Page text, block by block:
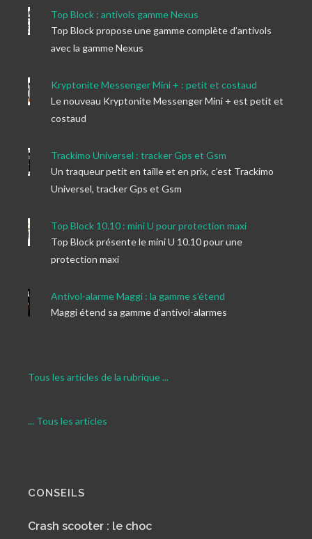
Top Block : antivols gamme Nexus
Top Block propose une gamme complète d’antivols
avec la gamme Nexus
Kryptonite Messenger Mini + : petit et costaud
Le nouveau Kryptonite Messenger Mini + est petit et
costaud
Trackimo Universel : tracker Gps et Gsm
Un traqueur petit en taille et en prix, c’est Trackimo
Universel, tracker Gps et Gsm
Top Block 10.10 : mini U pour protection maxi
Top Block présente le mini U 10.10 pour une
protection maxi
Antivol-alarme Maggi : la gamme s’étend
Maggi étend sa gamme d’antivol-alarmes
Tous les articles de la rubrique ...
... Tous les articles
CONSEILS
Crash scooter : le choc